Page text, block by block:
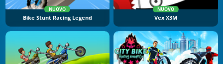
NUOVO
Bike Stunt Racing Legend
NUOVO
Vex X3M